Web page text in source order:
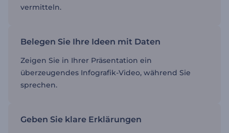
vermitteln.
Belegen Sie Ihre Ideen mit Daten
Zeigen Sie in Ihrer Präsentation ein
überzeugendes Infografik-Video, während Sie
sprechen.
Geben Sie klare Erklärungen